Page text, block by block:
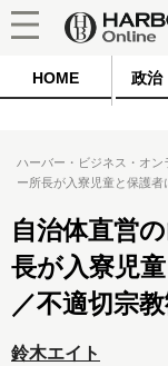
HOME 政治
ハーバー・ビジネス・オン
ー所長が入寮児童と保護
自治体直営
長が入寮児
／不適切宗
鈴木エイト